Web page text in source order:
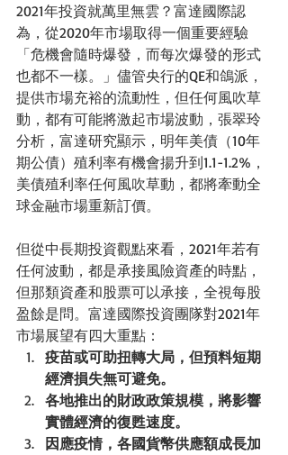
2021年投資就萬里無雲？富達國際認
為，從2020年市場取得一個重要經驗
「危機會隨時爆發，而每次爆發的形式
也都不一樣。」儘管央行的QE和鴿派，
提供市場充裕的流動性，但任何風吹草
動，都有可能將激起市場波動，張翠玲
分析，富達研究顯示，明年美債（10年
期公債）殖利率有機會揚升到1.1-1.2%，
美債殖利率任何風吹草動，都將牽動全
球金融市場重新訂價。
但從中長期投資觀點來看，2021年若有
任何波動，都是承接風險資產的時點，
但那類資產和股票可以承接，全視每股
盈餘是問。富達國際投資團隊對2021年
市場展望有四大重點：
疫苗或可助扭轉大局，但預料短期
經濟損失無可避免。
各地推出的財政政策規模，將影響
實體經濟的復甦速度。
因應疫情，各國貨幣供應額成長加